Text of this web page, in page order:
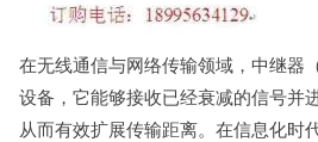
在无线通信与网络传输领域，中继器
设备，它能够接收已经衰减的信号并
从而有效扩展传输距离。在信息化时